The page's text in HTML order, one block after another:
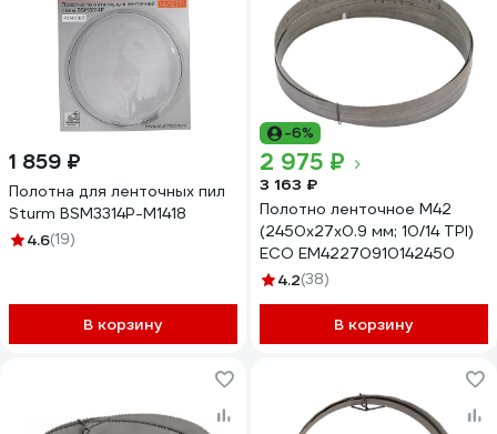
1 859 ₽
Полотна для ленточных пил
Sturm BSM3314P-M1418
4.6(19)
В корзину
-6%
2 975 ₽
3 163 ₽
Полотно ленточное М42
(2450х27х0.9 мм; 10/14 TPI)
ECO EM42270910142450
4.2(38)
В корзину